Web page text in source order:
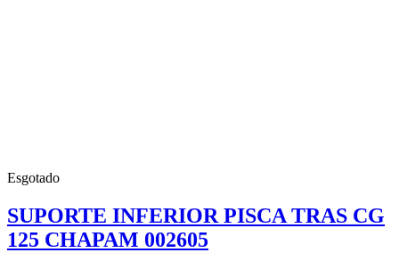
Esgotado
SUPORTE INFERIOR PISCA TRAS CG
125 CHAPAM 002605